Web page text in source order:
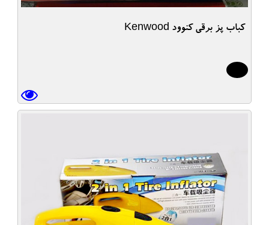
کباب پز برقی کنوود Kenwood